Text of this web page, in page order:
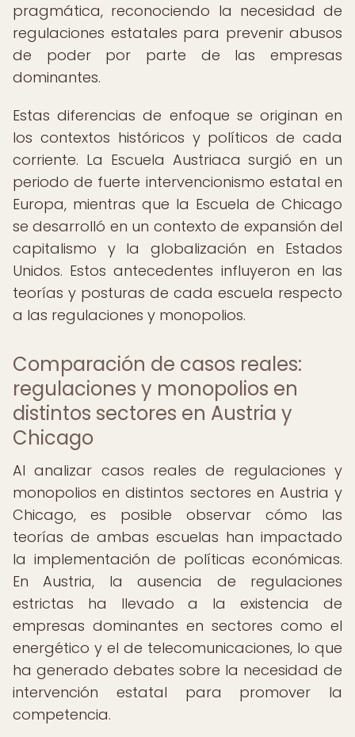
pragmática, reconociendo la necesidad de
regulaciones estatales para prevenir abusos
de poder por parte de las empresas
dominantes.
Estas diferencias de enfoque se originan en
los contextos históricos y políticos de cada
corriente. La Escuela Austriaca surgió en un
periodo de fuerte intervencionismo estatal en
Europa, mientras que la Escuela de Chicago
se desarrolló en un contexto de expansión del
capitalismo y la globalización en Estados
Unidos. Estos antecedentes influyeron en las
teorías y posturas de cada escuela respecto
a las regulaciones y monopolios.
Comparación de casos reales:
regulaciones y monopolios en
distintos sectores en Austria y
Chicago
Al analizar casos reales de regulaciones y
monopolios en distintos sectores en Austria y
Chicago, es posible observar cómo las
teorías de ambas escuelas han impactado
la implementación de políticas económicas.
En Austria, la ausencia de regulaciones
estrictas ha llevado a la existencia de
empresas dominantes en sectores como el
energético y el de telecomunicaciones, lo que
ha generado debates sobre la necesidad de
intervención estatal para promover la
competencia.